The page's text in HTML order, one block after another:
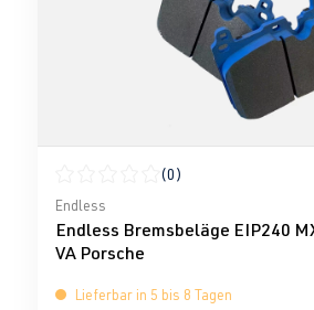
Durchschnittliche Bewertung von
(0)
Endless
Endless Bremsbeläge EIP240
VA Porsche
Lieferbar in 5 bis 8 Tagen